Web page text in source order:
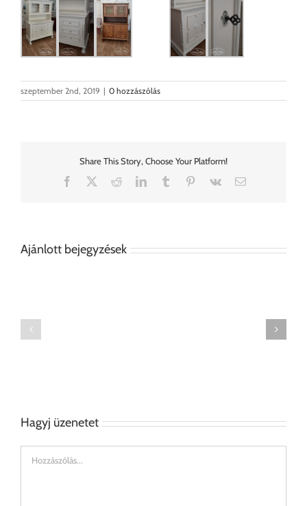
szeptember 2nd, 2019 | 0 hozzászólás
Share This Story, Choose Your Platform!
Facebook
RedditLinkedInTumblr Pinterest
Vk Email:
Ajánlott bejegyzések
Hagyj üzenetet